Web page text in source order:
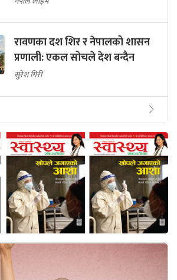
रावणका दश शिर र नेपालको शासन
प्रणाली: एकल सोचले देश बन्दैन
सुरेश गिरी